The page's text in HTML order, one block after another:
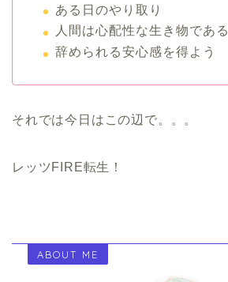
ある日のやり取り
人間は心配性な生き物である
辞められる安心感を得よう
それでは今日はこの辺で。。。
レッツFIRE転生！
ABOUT ME